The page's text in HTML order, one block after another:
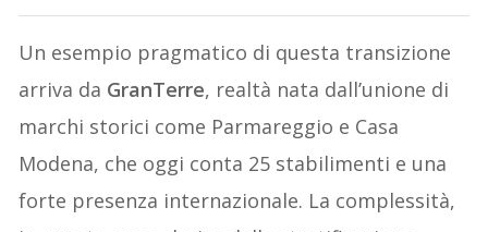
Un esempio pragmatico di questa transizione
arriva da GranTerre, realtà nata dall’unione di
marchi storici come Parmareggio e Casa
Modena, che oggi conta 25 stabilimenti e una
forte presenza internazionale. La complessità,